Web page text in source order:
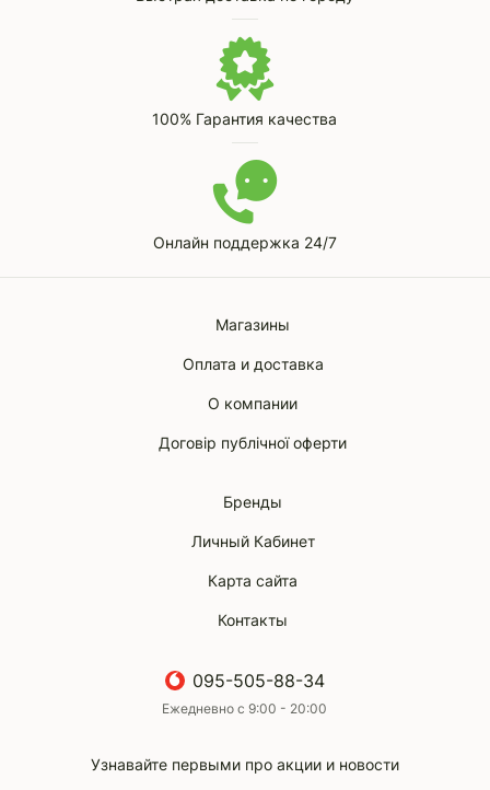
100% Гарантия качества
Онлайн поддержка 24/7
Магазины
Оплата и доставка
О компании
Договір публічної оферти
Бренды
Личный Кабинет
Карта сайта
Контакты
095-505-88-34
Ежедневно с 9:00 - 20:00
Узнавайте первыми про акции и новости